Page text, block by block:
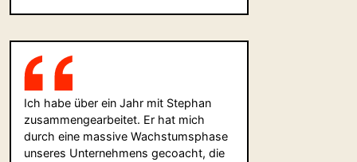
Ich habe über ein Jahr mit Stephan
zusammengearbeitet. Er hat mich
durch eine massive Wachstumsphase
unseres Unternehmens gecoacht, die